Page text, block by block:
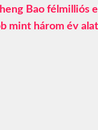
Bao félmilliós
mint három év